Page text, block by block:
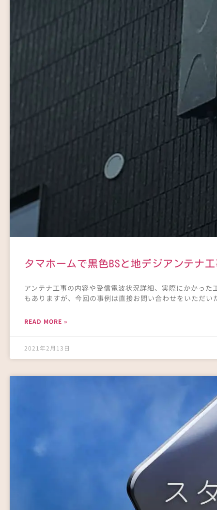
タマホームで黒色BSと地デジアンテナ
アンテナ工事の内容や受信電波状況詳細、実際にかかっ
もありますが、今回の事例は直接お問い合わせをいただい
READ MORE »
2021年2月13日